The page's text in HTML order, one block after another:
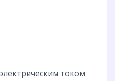
током